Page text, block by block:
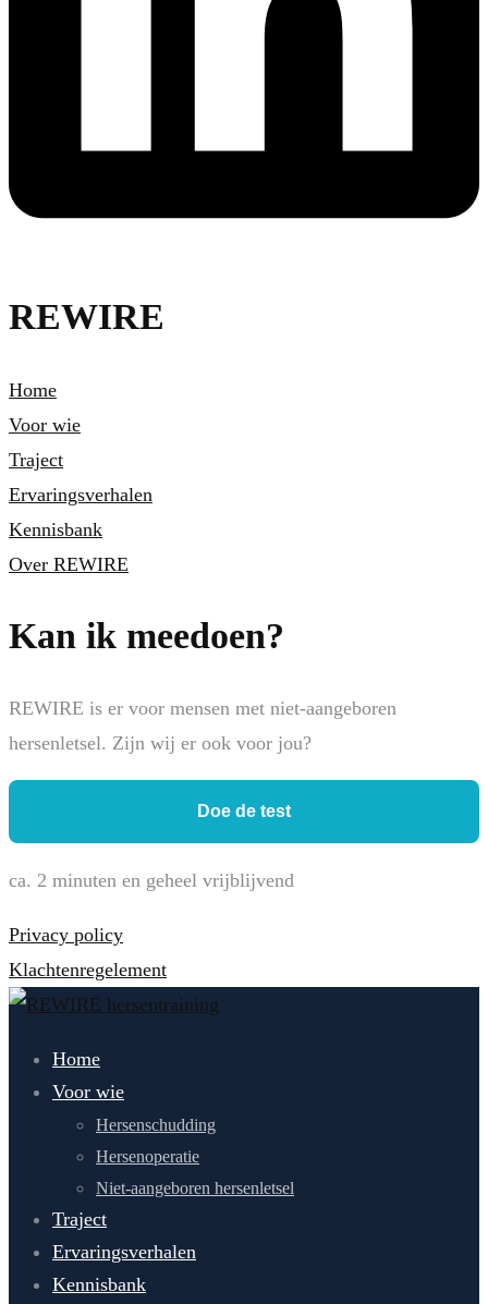
REWIRE
Home
Voor wie
Traject
Ervaringsverhalen
Kennisbank
Over REWIRE
Kan ik meedoen?
REWIRE is er voor mensen met niet-aangeboren
hersenletsel. Zijn wij er ook voor jou?
Doe de test
ca. 2 minuten en geheel vrijblijvend
Privacy policy
Klachtenregelement
Home
Voor wie
Hersenschudding
Hersenoperatie
Niet-aangeboren hersenletsel
Traject
Ervaringsverhalen
Kennisbank